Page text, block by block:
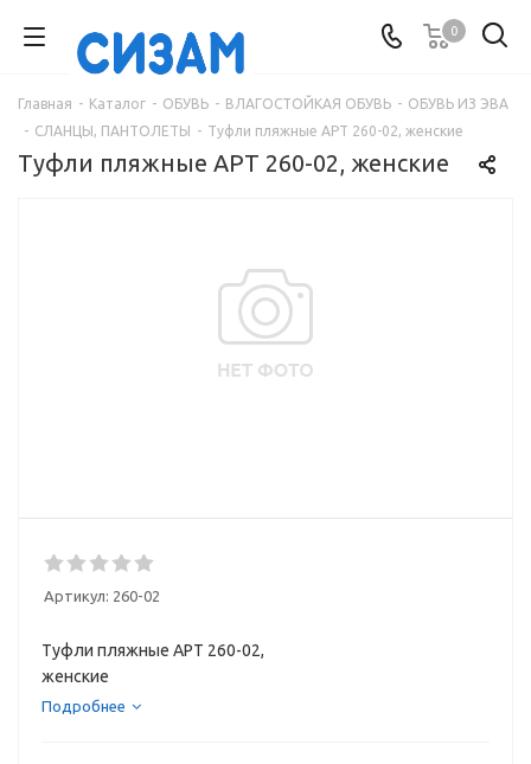
0
Главная - Каталог - ОБУВЬ - ВЛАГОСТОЙКАЯ ОБУВЬ - ОБУВЬ ИЗ ЭВА
- СЛАНЦЫ, ПАНТОЛЕТЫ - Туфли пляжные АРТ 260-02, женские
Туфли пляжные АРТ 260-02, женские
Артикул: 260-02
Туфли пляжные АРТ 260-02,
Подробнее